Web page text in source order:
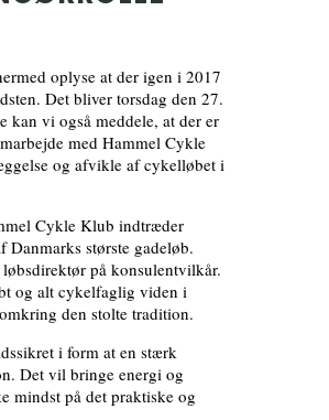
oplyse at der igen i 2017
Det bliver torsdag den 27.
kan vi også meddele, at der er
med Hammel Cykle
og afvikle af cykelløbet i
Cykle Klub indtræder
Danmarks største gadeløb.
på konsulentvilkår.
og alt cykelfaglig viden i
den stolte tradition.
i form at en stærk
Det vil bringe energi og
mindst på det praktiske og